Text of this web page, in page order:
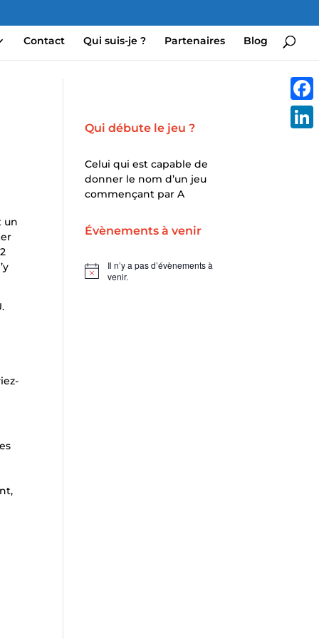
Contact Qui suis-je ? Partenaires Blog
un
Qui débute le jeu ?
Celui qui est capable de
donner le nom d’un jeu
commençant par A
Évènements à venir
Notice
Il n’y a pas d’évènements à
venir.